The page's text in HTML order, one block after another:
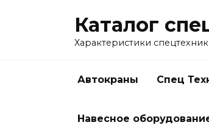
Каталог
Характеристики
Автокраны Спец
Навесное